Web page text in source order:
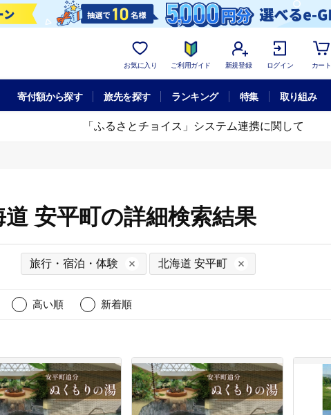
お気に入り ご利用ガイド 新規登録 ログイン カート
寄付額から探す 旅先を探す ランキング 特集 取り組み
「ふるさとチョイス」システム連携に関して
安平町の詳細検索結果
旅行・宿泊・体験 北海道 安平町
高い順 新着順